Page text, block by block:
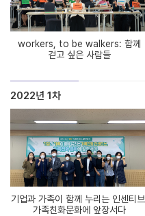
workers, to be walkers: 함께
걷고 싶은 사람들
2022년 1차
기업과 가족이 함께 누리는 인센티브,
가족친화문화에 앞장서다